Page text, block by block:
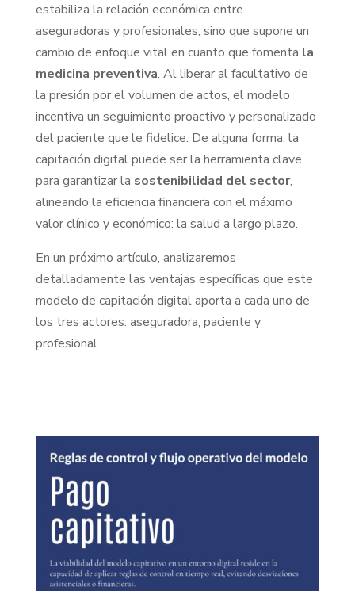
estabiliza la relación económica entre
aseguradoras y profesionales, sino que supone un
cambio de enfoque vital en cuanto que fomenta la
medicina preventiva. Al liberar al facultativo de
la presión por el volumen de actos, el modelo
incentiva un seguimiento proactivo y personalizado
del paciente que le fidelice. De alguna forma, la
capitación digital puede ser la herramienta clave
para garantizar la sostenibilidad del sector,
alineando la eficiencia financiera con el máximo
valor clínico y económico: la salud a largo plazo.
En un próximo artículo, analizaremos
detalladamente las ventajas específicas que este
modelo de capitación digital aporta a cada uno de
los tres actores: aseguradora, paciente y
profesional.